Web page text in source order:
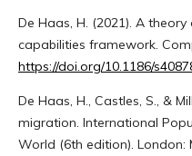
De Haas, H. (2021). A
capabilities framework.
https://doi.org/10.1186/
De Haas, H., Castles, S., &
migration. International
World (6th edition). London: